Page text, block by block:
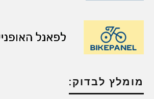
מומלץ לבדוק: